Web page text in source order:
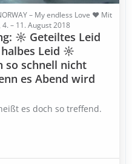
– My endless Love ♥ Mit
– 11. August 2018
☼ Geteiltes Leid
Leid ☼
so schnell nicht
es Abend wird
es doch so treffend.